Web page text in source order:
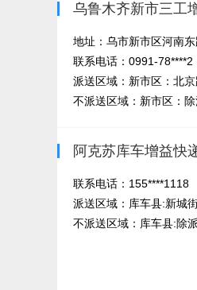
乌鲁木齐新市三工
地址：乌市新市区河南
联系电话：0991-78****2
派送区域：新市区：北
不派送区域：新市区：
阿克苏库车增益快
联系电话：155****1118
派送区域：库车县:新城
不派送区域：库车县:除